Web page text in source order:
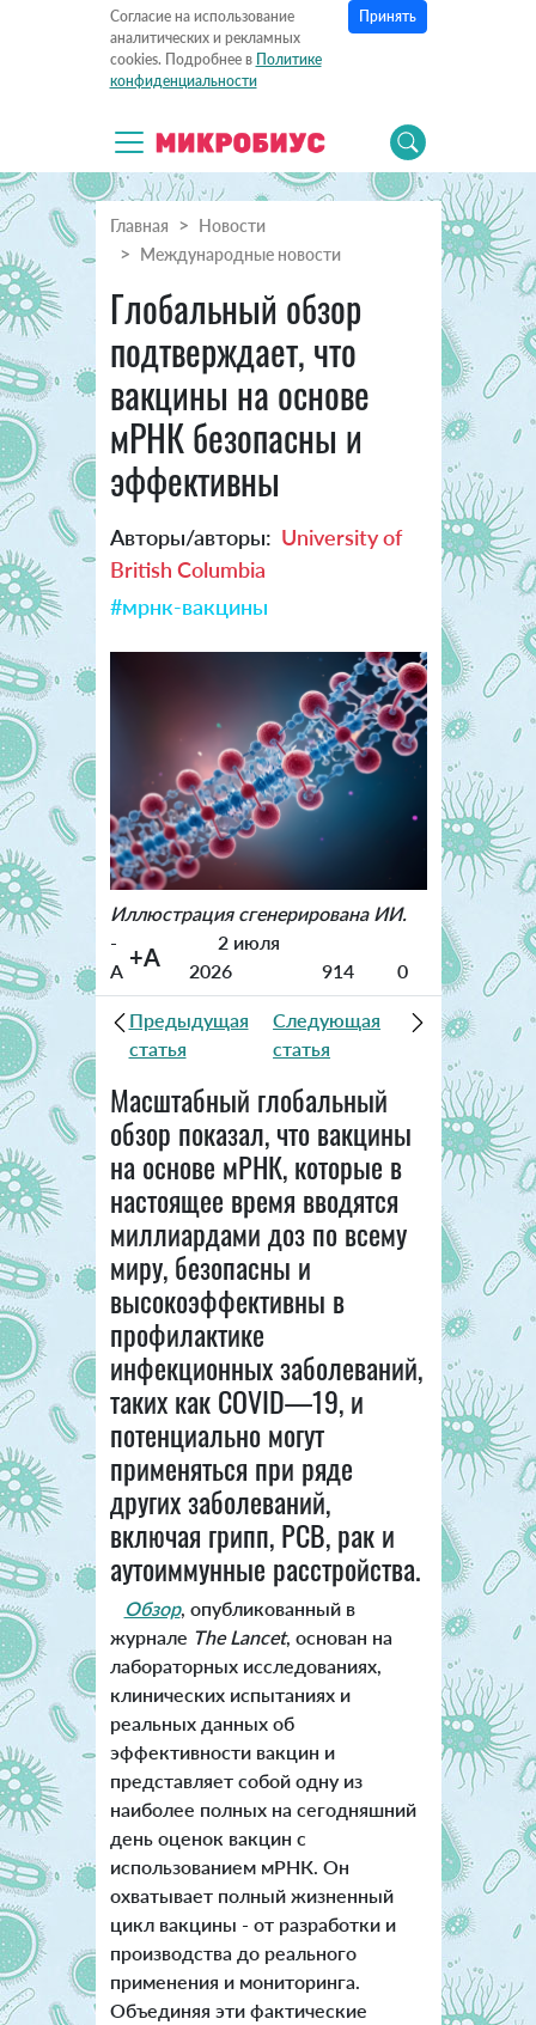
Согласие на использование
аналитических и рекламных
cookies. Подробнее в Политике
конфиденциальности
Принять
Главная
Новости
Международные новости
Глобальный обзор
подтверждает, что
вакцины на основе
мРНК безопасны и
эффективны
Авторы/авторы: University of
British Columbia
#мрнк-вакцины
Иллюстрация сгенерирована ИИ.
-
A +A
2 июля
2026
914 0
Предыдущая
статья
Следующая
статья
Масштабный глобальный
обзор показал, что вакцины
на основе мРНК, которые в
настоящее время вводятся
миллиардами доз по всему
миру, безопасны и
высокоэффективны в
профилактике
инфекционных заболеваний,
таких как COVID—19, и
потенциально могут
применяться при ряде
других заболеваний,
включая грипп, РСВ, рак и
аутоиммунные расстройства.
Обзор, опубликованный в
журнале The Lancet, основан на
лабораторных исследованиях,
клинических испытаниях и
реальных данных об
эффективности вакцин и
представляет собой одну из
наиболее полных на сегодняшний
день оценок вакцин с
использованием мРНК. Он
охватывает полный жизненный
цикл вакцины - от разработки и
производства до реального
применения и мониторинга.
Объединяя эти фактические